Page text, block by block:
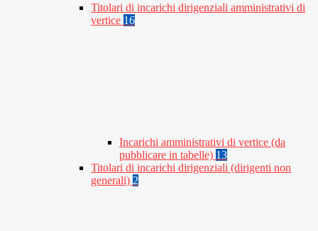
Titolari di incarichi dirigenziali amministrativi di
vertice 16
Incarichi amministrativi di vertice (da
pubblicare in tabelle) 13
Titolari di incarichi dirigenziali (dirigenti non
generali) 2